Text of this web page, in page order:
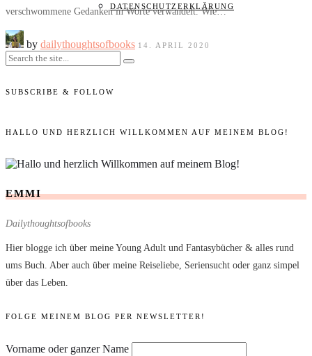
DATENSCHUTZERKLÄRUNG
verschwommene Gedanken in Worte verwandelt. Wie…
by dailythoughtsofbooks 14. APRIL 2020
SUBSCRIBE & FOLLOW
HALLO UND HERZLICH WILLKOMMEN AUF MEINEM BLOG!
EMMI
Dailythoughtsofbooks
Hier blogge ich über meine Young Adult und Fantasybücher & alles rund
ums Buch. Aber auch über meine Reiseliebe, Seriensucht oder ganz simpel
über das Leben.
FOLGE MEINEM BLOG PER NEWSLETTER!
Vorname oder ganzer Name